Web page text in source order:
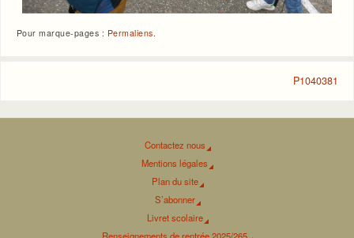
Pour marque-pages : Permaliens
P1040381
Contactez nous
Mentions légales
Plan du site
S’abonner
Livret scolaire